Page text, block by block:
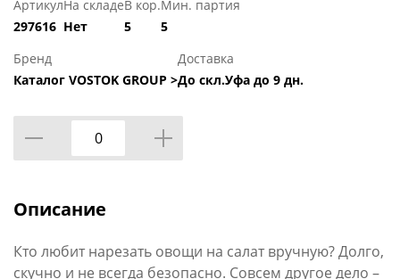
Артикул
297616
На складе
Нет
В кор.
5
Мин. партия
5
Бренд
Каталог VOSTOK GROUP >
Доставка
До скл.Уфа до 9 дн.
Описание
Кто любит нарезать овощи на салат вручную? Долго,
скучно и не всегда безопасно. Совсем другое дело –